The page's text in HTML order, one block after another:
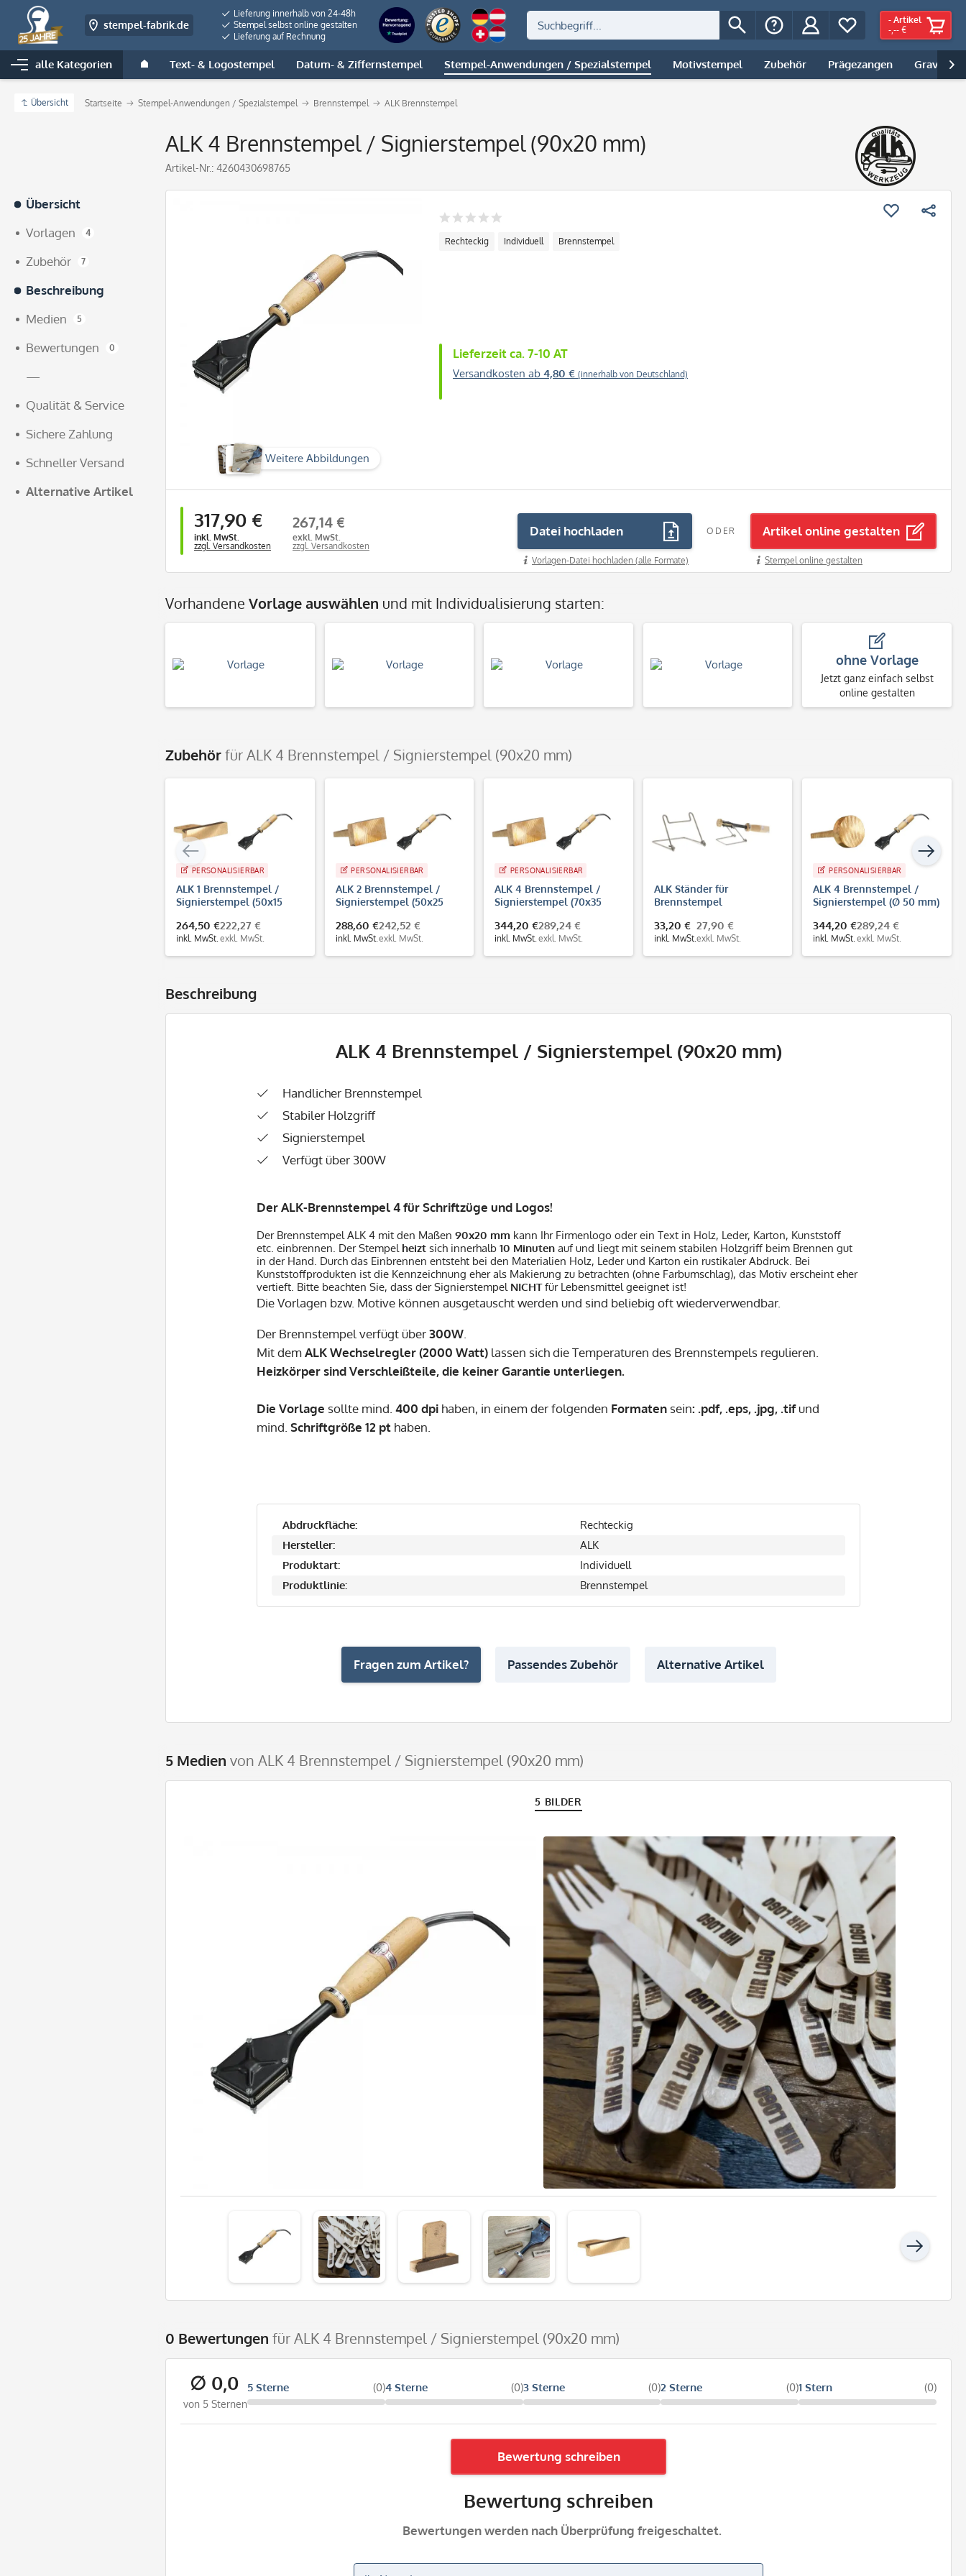
stempel-fabrik.de
Lieferung innerhalb von 24-48h
Stempel selbst online gestalten
Lieferung auf Rechnung
- Artikel
-,-- €
alle Kategorien Text- & Logostempel Datum- & Ziffernstempel Stempel-Anwendungen / Spezialstempel Motivstempel Zubehör Prägezangen Gravur |

Übersicht Startseite Stempel-Anwendungen / Spezialstempel Brennstempel ALK Brennstempel
ALK 4 Brennstempel / Signierstempel (90x20 mm)
Artikel-Nr.: 4260430698765
Übersicht
Vorlagen
4
Zubehör 7
Beschreibung
Medien
5
Bewertungen 0
—
Qualität & Service
Sichere Zahlung
Schneller Versand
Alternative Artikel
Weitere Abbildungen
Rechteckig Individuell Brennstempel
Lieferzeit ca. 7-10 AT
Versandkosten ab 4,80 € (innerhalb von Deutschland)
317,90 €
inkl. MwSt.
zzgl. Versandkosten
267,14 €
exkl. MwSt.
zzgl. Versandkosten
Datei hochladen
Vorlagen-Datei hochladen (alle Formate)
ODER Artikel online gestalten
Stempel online gestalten
Vorhandene Vorlage auswählen und mit Individualisierung starten:
ohne Vorlage
Jetzt ganz einfach selbst
online gestalten
Zubehörfür ALK 4 Brennstempel / Signierstempel (90x20 mm)
PERSONALISIERBAR
ALK 1 Brennstempel /
Signierstempel (50x15
264,50 €
inkl. MwSt.
222,27 €
exkl. MwSt.
PERSONALISIERBAR
ALK 2 Brennstempel /
Signierstempel (50x25
288,60 €
inkl. MwSt.
242,52 €
exkl. MwSt.
PERSONALISIERBAR
ALK 4 Brennstempel /
Signierstempel (70x35
344,20 €
inkl. MwSt.
289,24 €
exkl. MwSt.
ALK Ständer für
Brennstempel
33,20 €
inkl. MwSt.
27,90 €
exkl. MwSt.
PERSONALISIERBAR
ALK 4 Brennstempel /
Signierstempel (Ø 50 mm)
344,20 €
inkl. MwSt.
289,24 €
exkl. MwSt.
Beschreibung
ALK 4 Brennstempel / Signierstempel (90x20 mm)
Handlicher Brennstempel
Stabiler Holzgriff
Signierstempel
Verfügt über 300W
Der ALK-Brennstempel 4 für Schriftzüge und Logos!
Der Brennstempel ALK 4 mit den Maßen 90x20 mm kann Ihr Firmenlogo oder ein Text in Holz, Leder, Karton, Kunststoff
etc. einbrennen. Der Stempel heizt sich innerhalb 10 Minuten auf und liegt mit seinem stabilen Holzgriff beim Brennen gut
in der Hand. Durch das Einbrennen entsteht bei den Materialien Holz, Leder und Karton ein rustikaler Abdruck. Bei
Kunststoffprodukten ist die Kennzeichnung eher als Makierung zu betrachten (ohne Farbumschlag), das Motiv erscheint eher
vertieft. Bitte beachten Sie, dass der Signierstempel NICHTfür Lebensmittel geeignet ist!
Die Vorlagen bzw. Motive können ausgetauscht werden und sind beliebig oft wiederverwendbar.
Der Brennstempel verfügt über300W
Mit demALK Wechselregler (2000 Watt) lassen sich die Temperaturen des Brennstempels regulieren.
Heizkörper sind Verschleißteile, die keiner Garantie unterliegen.
Die Vorlage sollte mind. 400 dpi haben, in einem der folgenden Formaten sein: .pdf, .eps, .jpg, .tifund
mind. Schriftgröße 12 pt haben.
Abdruckfläche:
Rechteckig
Hersteller:
ALK
Produktart:
Individuell
Produktlinie:
Brennstempel
Fragen zum Artikel? Passendes Zubehör Alternative Artikel
5 Medien von ALK 4 Brennstempel / Signierstempel (90x20 mm)
5 BILDER
0 Bewertungen für ALK 4 Brennstempel / Signierstempel (90x20 mm)
∅ 0,0
von 5 Sternen
5 Sterne (0)4 Sterne (0)3 Sterne (0)2 Sterne (0)1 Stern (0)
Bewertung schreiben
Bewertung schreiben
Bewertungen werden nach Überprüfung freigeschaltet.